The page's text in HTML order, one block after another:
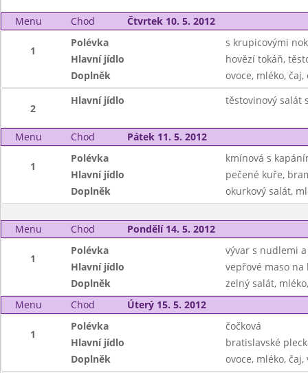
Menu Chod Čtvrtek 10. 5. 2012
1
Polévka
s krupicovými
Hlavní jídlo
hovězí tokáň,
Doplněk
ovoce, mléko,
2
Hlavní jídlo těstovinový salát
Menu Chod Pátek 11. 5. 2012
1
Polévka
kmínová s
Hlavní jídlo
pečené kuře,
Doplněk
okurkový salát,
Menu Chod Pondělí 14. 5. 2012
1
Polévka
vývar s nudlemi
Hlavní jídlo
vepřové maso
Doplněk
zelný salát,
Menu
Chod Úterý 15. 5. 2012
1
Polévka
čočková
Hlavní jídlo
bratislavské
Doplněk
ovoce, mléko,